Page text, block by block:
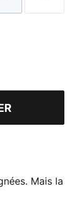
Mais la
meneur